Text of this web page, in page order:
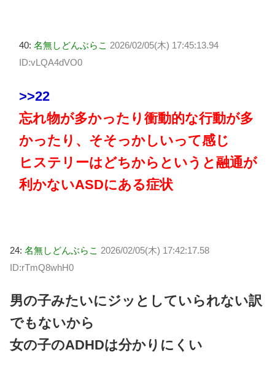
40: 名無しどんぶらこ 2026/02/05(木) 17:45:13.94
ID:vLQA4dVO0
>>22
忘れ物が多かったり衝動的な行動が多
かったり、そそっかしいって感じ
ヒステリーはどちからというと融通が
利かないASDにある症状
24: 名無しどんぶらこ 2026/02/05(木) 17:42:17.58
ID:rTmQ8whH0
男の子みたいにジッとしていられない訳
でもないから
女の子のADHDは分かりにくい